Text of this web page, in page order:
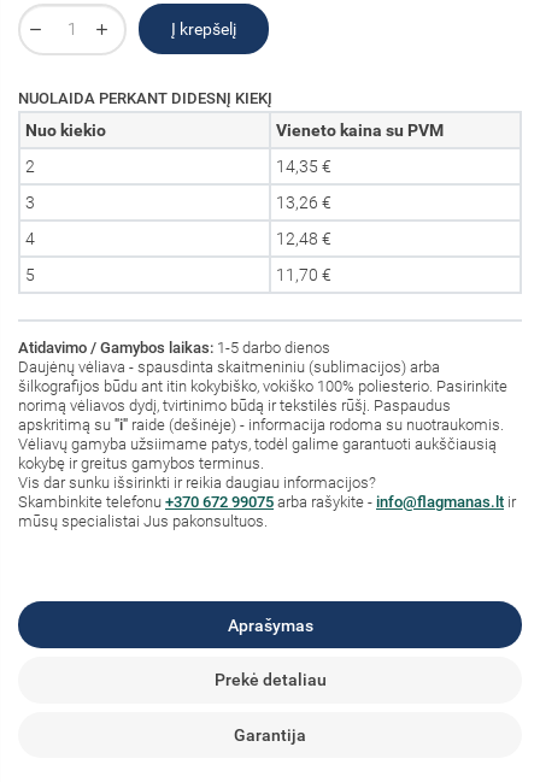
Į krepšelį
NUOLAIDA PERKANT DIDESNĮ KIEKĮ
Nuo kiekio
Vieneto kaina su PVM
2
14,35 €
3
13,26 €
4
12,48 €
5
11,70 €
Atidavimo / Gamybos laikas: 1-5 darbo dienos
Daujėnų vėliava - spausdinta skaitmeniniu (sublimacijos) arba
šilkografijos būdu ant itin kokybiško, vokiško 100% poliesterio. Pasirinkite
norimą vėliavos dydį, tvirtinimo būdą ir tekstilės rūšį. Paspaudus
apskritimą su "i" raide (dešinėje) - informacija rodoma su nuotraukomis.
Vėliavų gamyba užsiimame patys, todėl galime garantuoti aukščiausią
kokybę ir greitus gamybos terminus.
Vis dar sunku išsirinkti ir reikia daugiau informacijos?
Skambinkite telefonu +370 672 99075 arba rašykite - info@flagmanas.lt ir
mūsų specialistai Jus pakonsultuos.
Aprašymas
Prekė detaliau
Garantija